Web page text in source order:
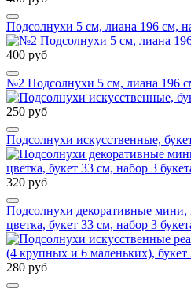
Подсолнухи 5 см, лиана 196 см,
400 руб
№2 Подсолнухи 5 см, лиана 196
250 руб
Подсолнухи искусственные,
320 руб
Подсолнухи декоративные мини,
цветка, букет 33 см, набор 3
280 руб